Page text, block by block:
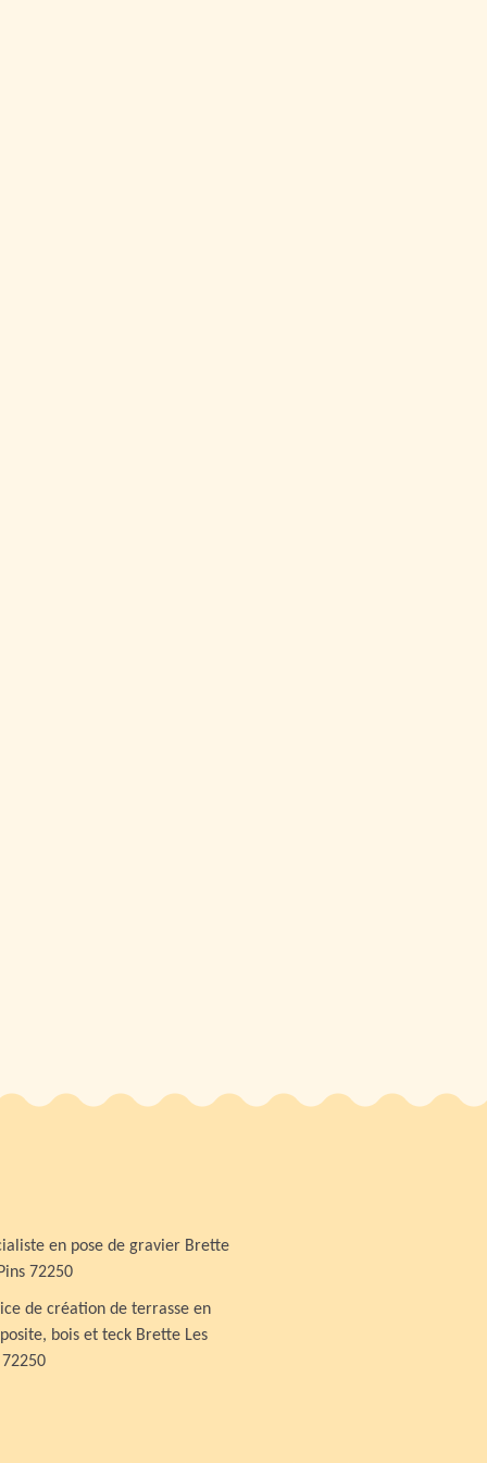
en pose de gravier Brette
72250
de création de terrasse en
bois et teck Brette Les
72250